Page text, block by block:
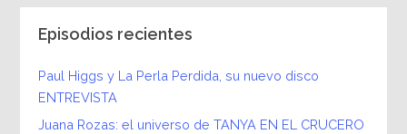
Episodios recientes
Paul Higgs y La Perla Perdida, su nuevo disco
ENTREVISTA
Juana Rozas: el universo de TANYA EN EL CRUCERO